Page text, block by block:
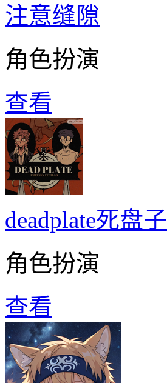
注意缝隙
角色扮演
查看
deadplate死盘子
角色扮演
查看